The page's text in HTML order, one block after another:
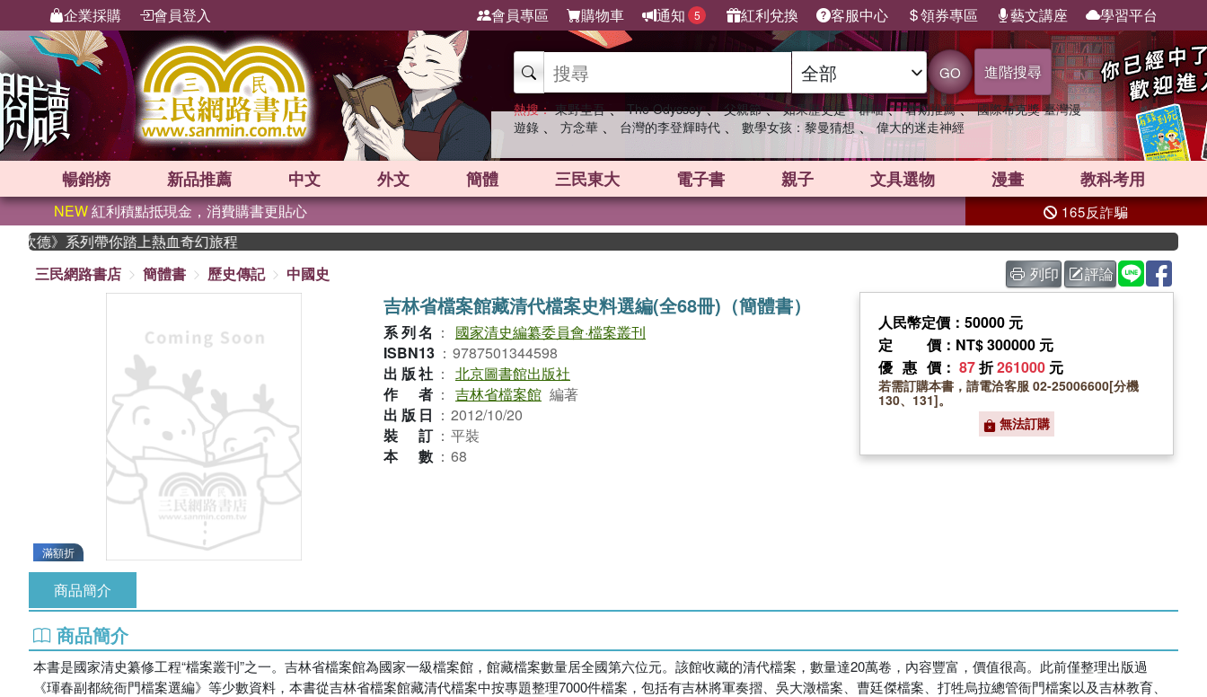
企業採購 會員登入 會員專區 購物車 通知 5 紅利兌換 客服中心 領券專區 藝文講座 學習平台
GO 進階搜尋
熱搜： 東野圭吾 、 The Odyssey 、 父親節 、 如果歷史是一群喵 、 暑期推薦 、 國際布克獎 臺灣漫
遊錄 、 方念華 、 台灣的李登輝時代 、 數學女孩：黎曼猜想 、 偉大的迷走神經
暢銷榜 新品推薦 中文 外文 簡體 三民東大 電子書 親子 文具選物 漫畫 教科考用
NEW紅利積點抵現金，消費購書更貼心 165反詐騙
》系列帶你踏上熱血奇幻旅程
三民網路書店
簡體書 歷史傳記 中國史 列印 評論
滿額折
吉林省檔案館藏清代檔案史料選編(全68冊)（簡體書）
系列名 ：
國家清史編纂委員會·檔案叢刊
ISBN13 ： 9787501344598
出版社 ： 北京圖書館出版社
作者 ： 吉林省檔案館 編著
出版日 ： 2012/10/20
裝訂 ： 平裝
本數 ： 68
人民幣定價：50000 元
定價 ：NT$ 300000 元
優惠價 ： 87折261000 元
若需訂購本書，請電洽客服 02-25006600[分機
130、131]。
無法訂購
商品簡介
商品簡介
本書是國家清史纂修工程“檔案叢刊”之一。吉林省檔案館為國家一級檔案館，館藏檔案數量居全國第六位元。該館收藏的清代檔案，數量達20萬卷，內容豐富，價值很高。此前僅整理出版過
《琿春副都統衙門檔案選編》等少數資料，本書從吉林省檔案館藏清代檔案中按專題整理7000件檔案，包括有吉林將軍奏摺、吳大澂檔案、曹廷傑檔案、打牲烏拉總管衙門檔案以及吉林教育、